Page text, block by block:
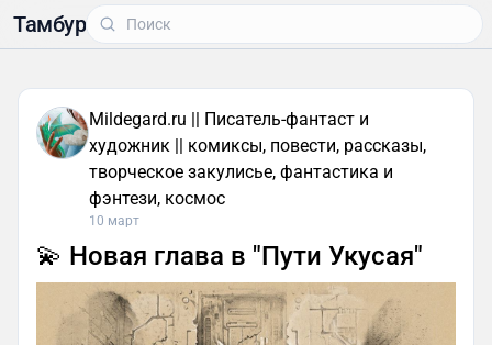
Тамбур
Mildegard.ru || Писатель-фантаст и
художник || комиксы, повести, рассказы,
творческое закулисье, фантастика и
фэнтези, космос
10 март
💫 Новая глава в "Пути Укусая"